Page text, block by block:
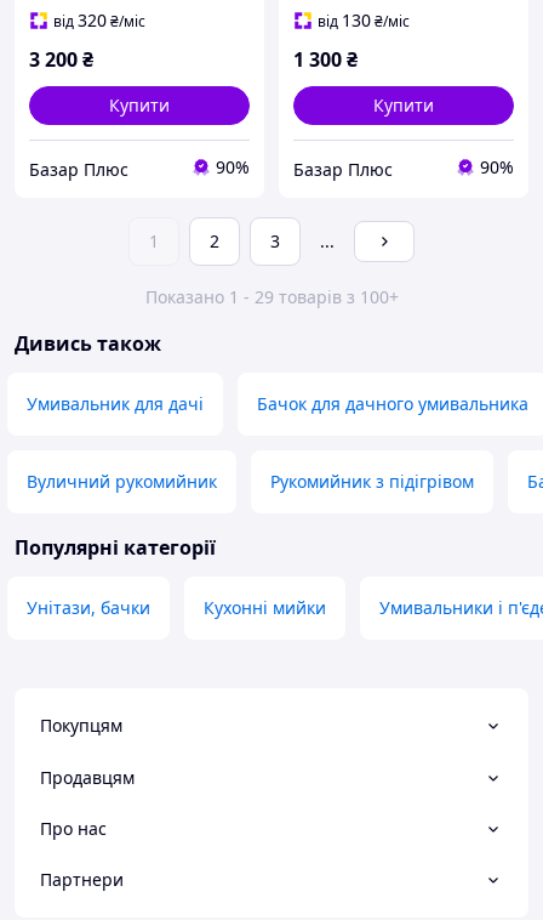
від320₴/міс
3 200₴
Купити
Базар Плюс 90%
від 130₴/міс
1 300₴
Купити
Базар Плюс 90%
1 2 3 ...
Показано 1 - 29 товарів з 100+
Дивись також
Умивальник для дачі Бачок для дачного умивальника
Вуличний рукомийник Рукомийник з підігрівом
Популярні категорії
Унітази, бачки Кухонні мийки Умивальники і
Покупцям
Продавцям
Про нас
Партнери